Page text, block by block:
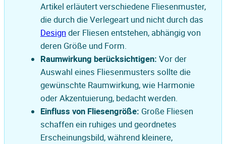
Artikel erläutert verschiedene Fliesenmuster,
die durch die Verlegeart und nicht durch das
Design der Fliesen entstehen, abhängig von
deren Größe und Form.
Raumwirkung berücksichtigen: Vor der
Auswahl eines Fliesenmusters sollte die
gewünschte Raumwirkung, wie Harmonie
oder Akzentuierung, bedacht werden.
Einfluss von Fliesengröße: Große Fliesen
schaffen ein ruhiges und geordnetes
Erscheinungsbild, während kleinere,